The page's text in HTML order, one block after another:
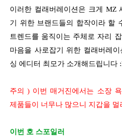
이러한 컬래버레이션은 크게 MZ
기 위한 브랜드들의 합작이라 할
트렌드를 움직이는 주체로 자리
마음을 사로잡기 위한 컬래버레
싱 에디터 최모가 소개해드립니다
주의 ) 이번 매거진에서는 소장
제품들이 너무나 많으니 지갑을 멀
이번 호 스포일러